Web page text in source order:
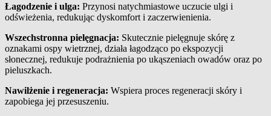
Łagodzenie i ulga: Przynosi natychmiastowe uczucie ulgi i
odświeżenia, redukując dyskomfort i zaczerwienienia.
Wszechstronna pielęgnacja: Skutecznie pielęgnuje skórę z
oznakami ospy wietrznej, działa łagodząco po ekspozycji
słonecznej, redukuje podrażnienia po ukąszeniach owadów oraz po
pieluszkach.
Nawilżenie i regeneracja: Wspiera proces regeneracji skóry i
zapobiega jej przesuszeniu.